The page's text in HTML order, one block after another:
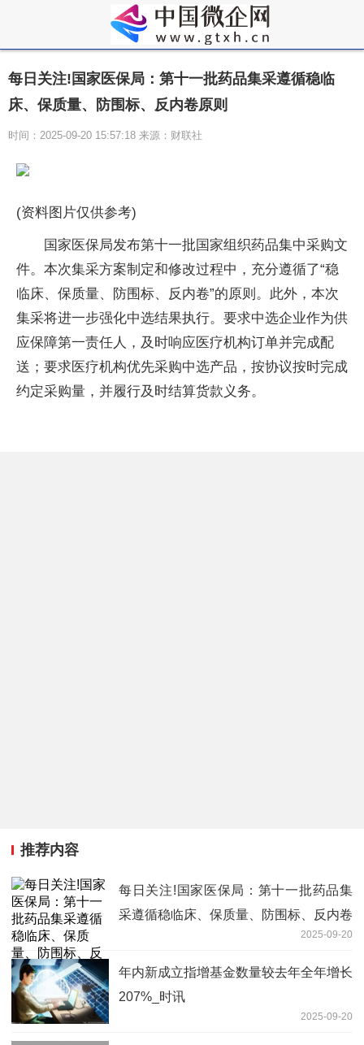
每日关注!国家医保局：第十一批药品集采遵循稳临
床、保质量、防围标、反内卷原则
时间：2025-09-20 15:57:18 来源：财联社
(资料图片仅供参考)
国家医保局发布第十一批国家组织药品集中采购文
件。本次集采方案制定和修改过程中，充分遵循了“稳
临床、保质量、防围标、反内卷”的原则。此外，本次
集采将进一步强化中选结果执行。要求中选企业作为供
应保障第一责任人，及时响应医疗机构订单并完成配
送；要求医疗机构优先采购中选产品，按协议按时完成
约定采购量，并履行及时结算货款义务。
推荐内容
每日关注!国家医保局：第十一批药品集
采遵循稳临床、保质量、防围标、反内卷
2025-09-20
年内新成立指增基金数量较去年全年增长
207%_时讯
2025-09-20